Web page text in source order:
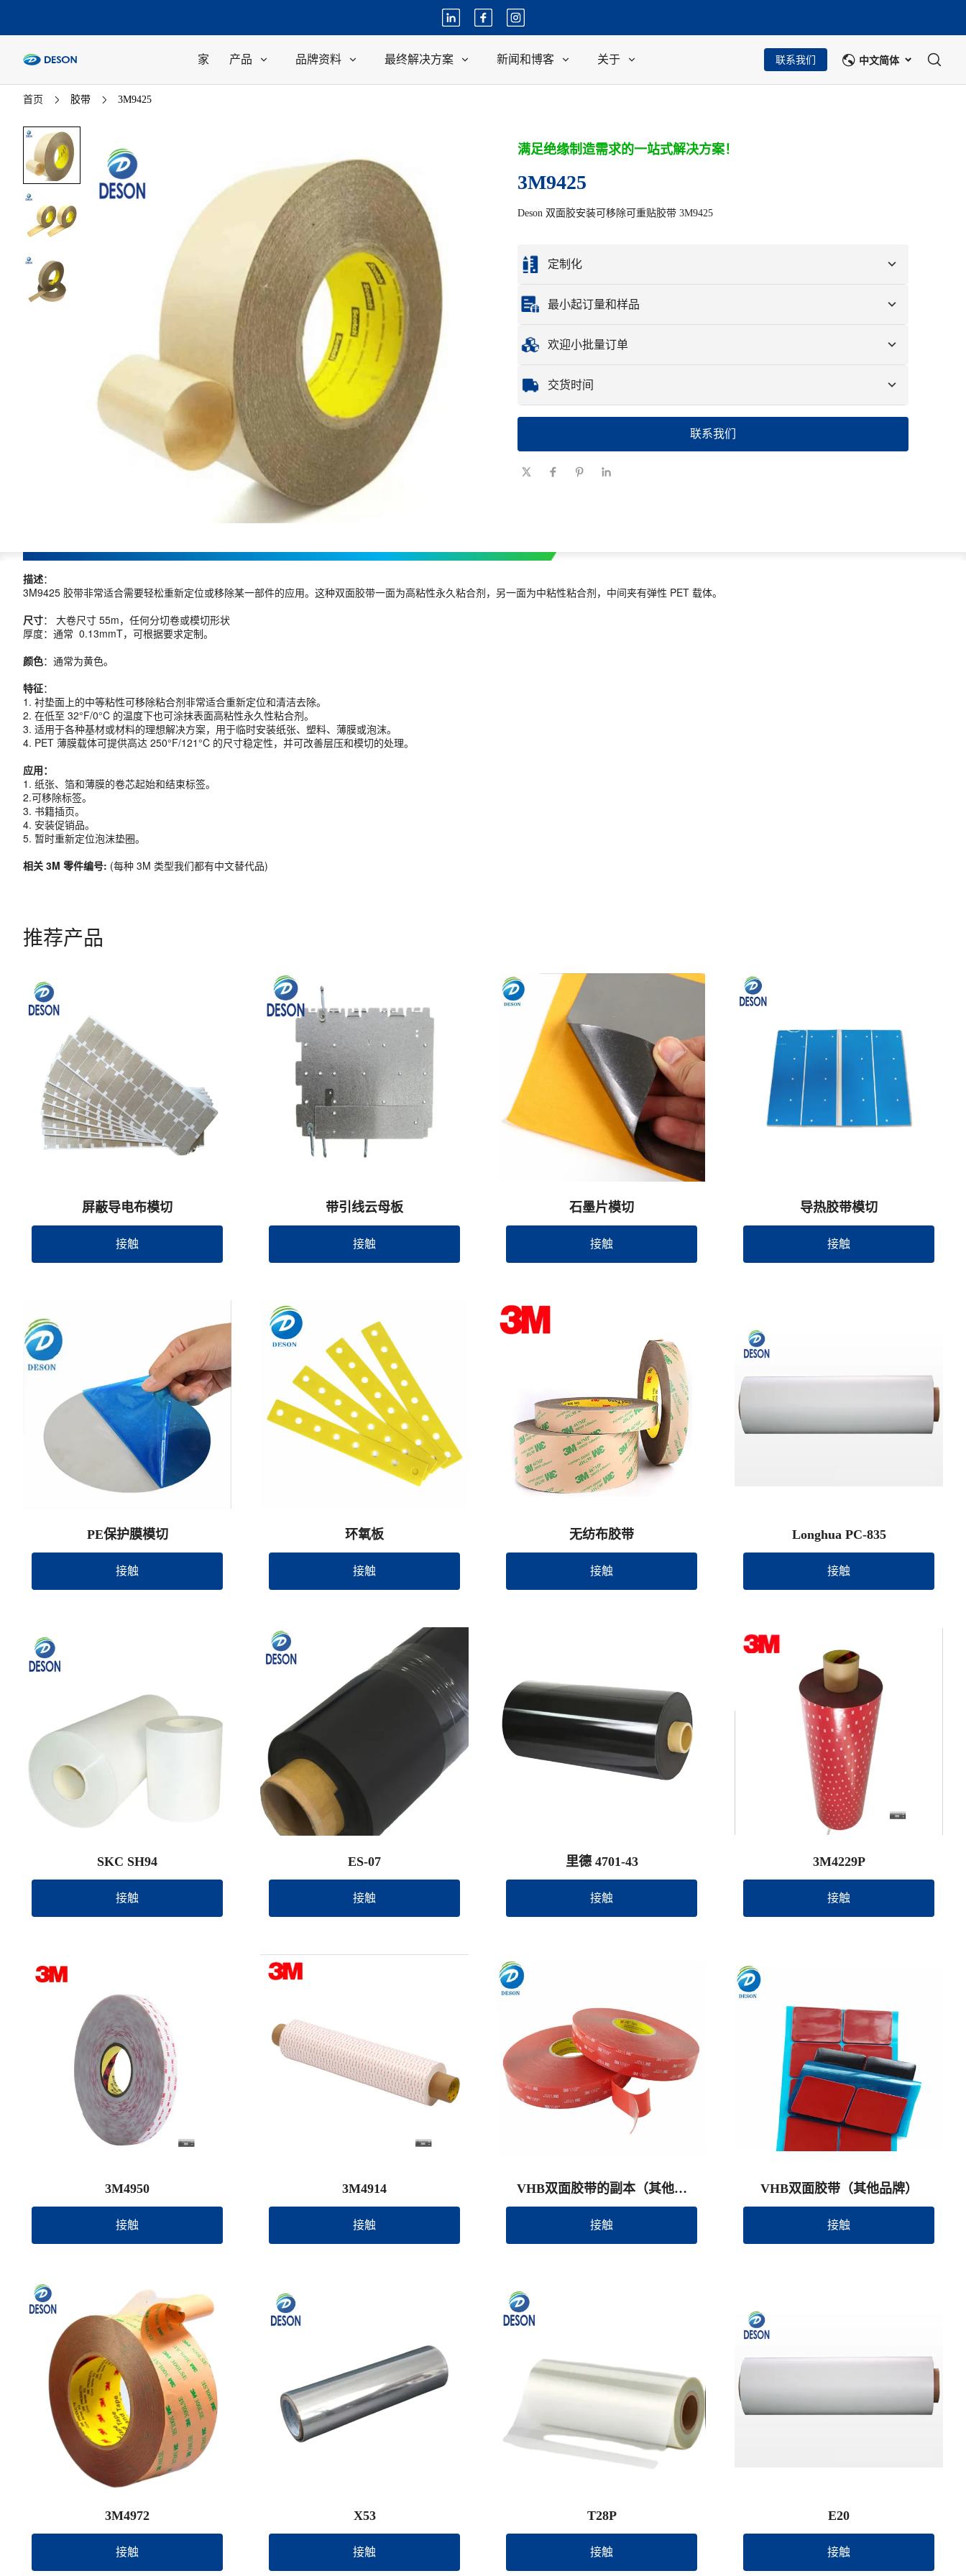
家 产品 品牌资料 最终解决方案 新闻和博客 关于 联系我们 中文简体
首页 胶带 3M9425
满足绝缘制造需求的一站式解决方案！
3M9425
Deson 双面胶安装可移除可重贴胶带 3M9425
定制化
完整的定制选项包括颜色、尺寸、形状、包装选项和徽标。
最小起订量和样品
样品：可用的定制样品可能会产生费用和物流费用。
欢迎小批量订单
的产品。
交货时间
101 - 1000
交货时间
7-10
联系我们
描述：
3M9425 胶带非常适合需要轻松重新定位或移除某一部件的应用。这种双面胶带一面为高粘性永久粘合剂，另一面为中粘性粘合剂，中间夹有弹性 PET 载体。
尺寸： 大卷尺寸 55m，任何分切卷或模切形状
厚度：通常 0.13mmT，可根据要求定制。
颜色：通常为黄色。
特征：
1. 衬垫面上的中等粘性可移除粘合剂非常适合重新定位和清洁去除。
2. 在低至 32°F/0°C 的温度下也可涂抹表面高粘性永久性粘合剂。
3. 适用于各种基材或材料的理想解决方案，用于临时安装纸张、塑料、薄膜或泡沫。
4. PET 薄膜载体可提供高达 250°F/121°C 的尺寸稳定性，并可改善层压和模切的处理。
应用：
1. 纸张、箔和薄膜的卷芯起始和结束标签。
2.可移除标签。
3. 书籍插页。
4. 安装促销品。
5. 暂时重新定位泡沫垫圈。
相关 3M 零件编号: (每种 3M 类型我们都有中文替代品)
推荐产品
屏蔽导电布模切
接触
带引线云母板
接触
石墨片模切
接触
导热胶带模切
接触
PE保护膜模切
接触
环氧板
接触
无纺布胶带
接触
Longhua PC-835
接触
SKC SH94
接触
ES-07
接触
里德 4701-43
接触
3M4229P
接触
3M4950
接触
3M4914
接触
VHB双面胶带的副本（其他品
牌）
接触
VHB双面胶带（其他品牌）
接触
3M4972
接触
X53
接触
T28P
接触
E20
接触